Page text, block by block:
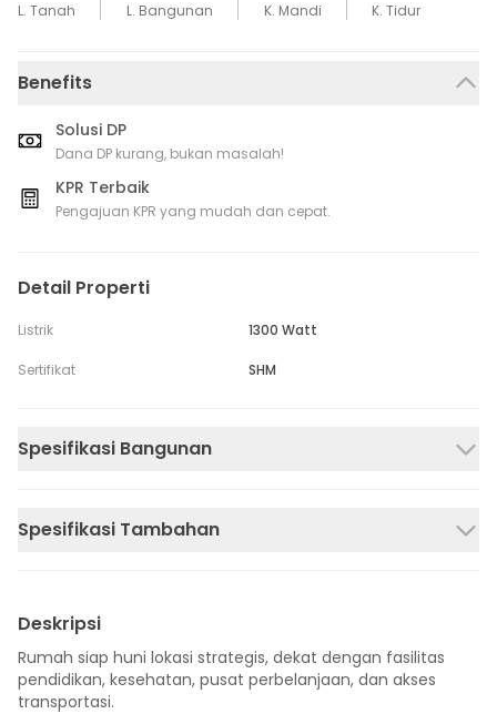
L. Tanah
L. Bangunan
K. Mandi
K. Tidur
Benefits
Solusi DP
Dana DP kurang, bukan masalah!
KPR Terbaik
Pengajuan KPR yang mudah dan cepat.
Detail Properti
Listrik 1300 Watt
Sertifikat SHM
Spesifikasi Bangunan
Spesifikasi Tambahan
Deskripsi
Rumah siap huni lokasi strategis, dekat dengan fasilitas
pendidikan, kesehatan, pusat perbelanjaan, dan akses
transportasi.